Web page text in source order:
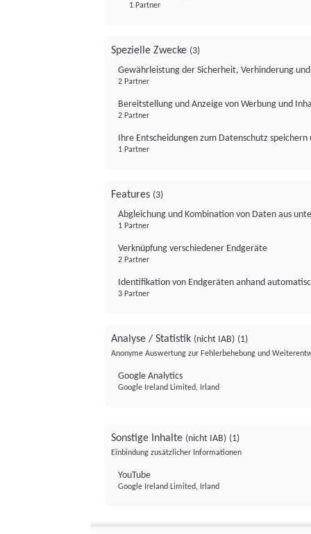
1 Partner
Spezielle Zwecke (3)
Gewährleistung der Sicherheit, Verhinderung
2 Partner
Bereitstellung und Anzeige von Werbung und
2 Partner
Ihre Entscheidungen zum Datenschutz
1 Partner
Features (3)
Abgleichung und Kombination von Daten aus
1 Partner
Verknüpfung verschiedener Endgeräte
2 Partner
Identifikation von Endgeräten anhand
3 Partner
Analyse / Statistik (nicht IAB) (1)
Anonyme Auswertung zur Fehlerbehebung und
Google Analytics
Google Ireland Limited, Irland
Sonstige Inhalte (nicht IAB) (1)
Einbindung zusätzlicher Informationen
YouTube
Google Ireland Limited, Irland